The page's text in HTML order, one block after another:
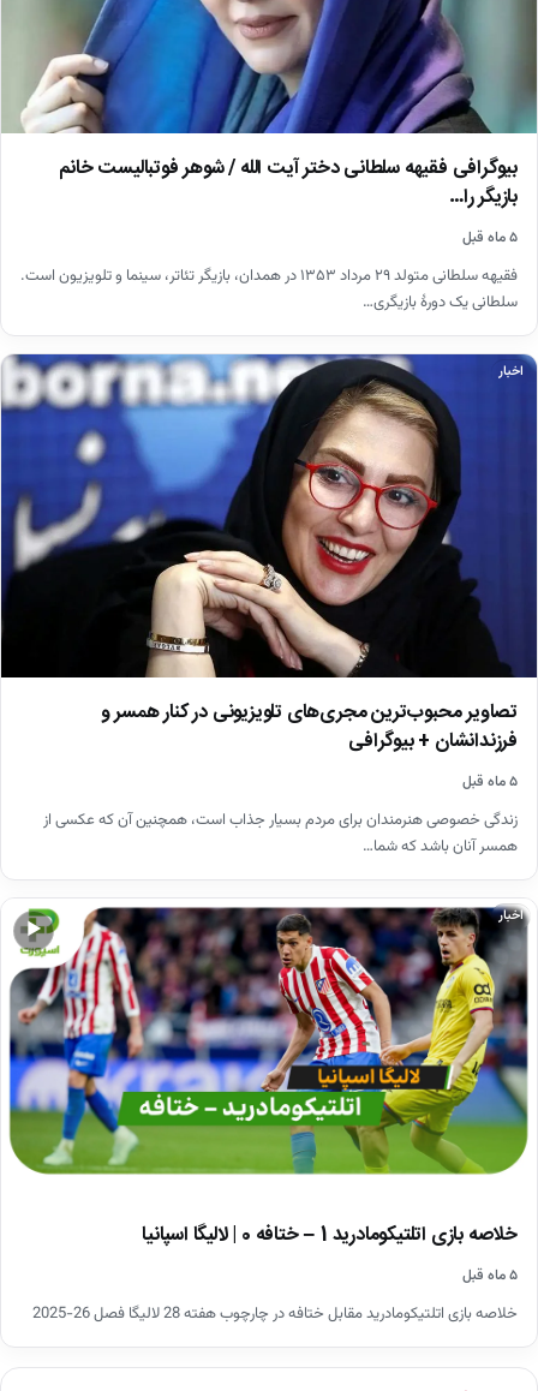
بیوگرافی فقیهه سلطانی دختر آیت الله / شوهر فوتبالیست خانم
بازیگر را…
۵ ماه قبل
فقیهه سلطانی متولد ۲۹ مرداد ۱۳۵۳ در همدان، بازیگر تئاتر، سینما و تلویزیون است.
سلطانی یک دورهٔ بازیگری…
اخبار
تصاویر محبوب‌ترین مجری‌های تلویزیونی در کنار همسر و
فرزندانشان + بیوگرافی
۵ ماه قبل
زندگی خصوصی هنرمندان برای مردم بسیار جذاب است، همچنین آن که عکسی از
همسر آنان باشد که شما…
▶
اخبار
خلاصه بازی اتلتیکومادرید 1 – ختافه 0 | لالیگا اسپانیا
۵ ماه قبل
خلاصه بازی اتلتیکومادرید مقابل ختافه در چارچوب هفته 28 لالیگا فصل 26-2025